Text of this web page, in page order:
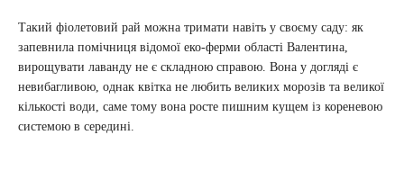
Такий фіолетовий рай можна тримати навіть у своєму саду: як
запевнила помічниця відомої еко-ферми області Валентина,
вирощувати лаванду не є складною справою. Вона у догляді є
невибагливою, однак квітка не любить великих морозів та великої
кількості води, саме тому вона росте пишним кущем із кореневою
системою в середині.